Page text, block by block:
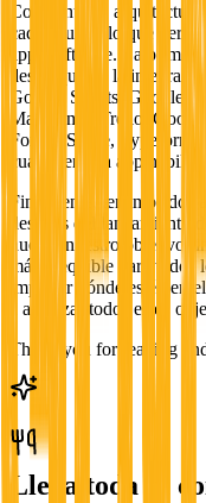
Con la nueva
cada usuario lo que
apps/software. La primera
desbloqueará la
Google Sheets, Google
Mailchimp, Trello,
Forms, Stripe,
cualquier otra app
Finalmente, tenemos dos
después del lanzamiento
nuevo, nuestro objetivo
más asequible para todos
importar dónde estén en
a alcanzar todos estos
Thank you for reading
Lleva toda tu